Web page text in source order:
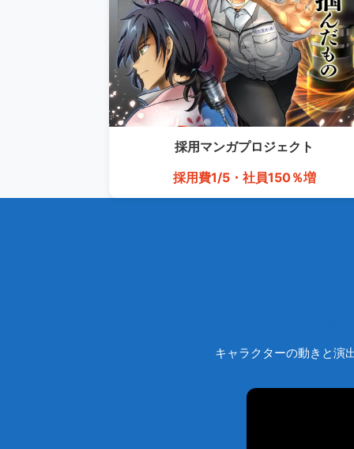
採用マンガプロジェクト
採用費1/5・社員150％増
キャラクターの動きと演